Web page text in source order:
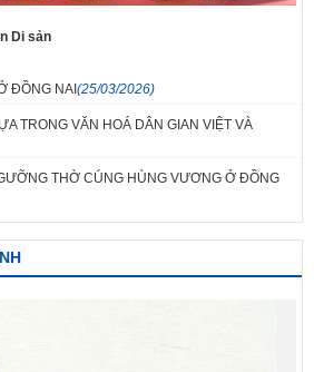
Di sản
ĐỒNG NAI(25/03/2026)
TRONG VĂN HOÁ DÂN GIAN VIỆT VÀ
THỜ CÚNG HÙNG VƯƠNG Ở ĐỒNG